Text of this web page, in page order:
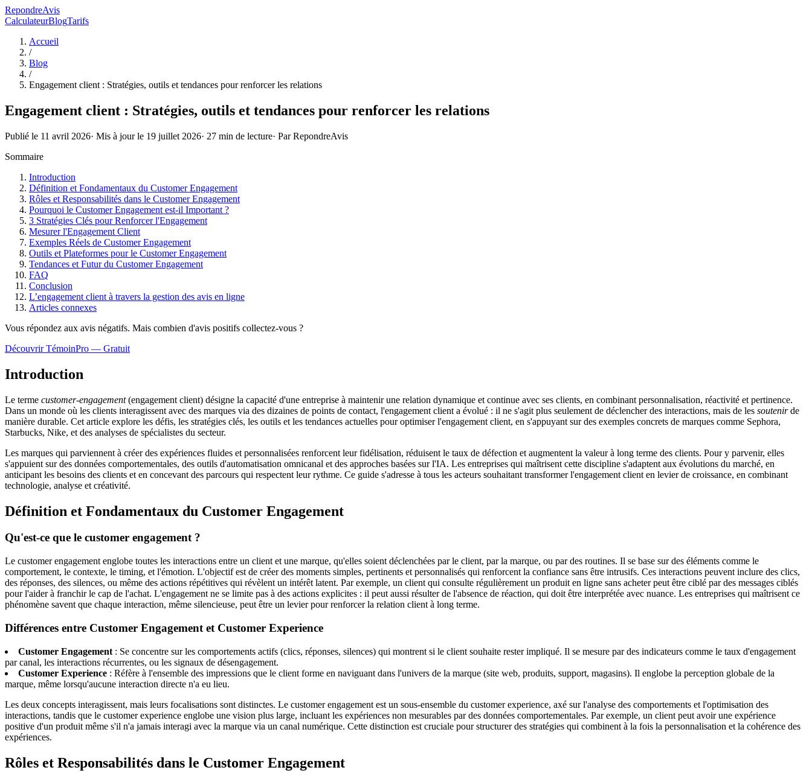
RepondreAvis
CalculateurBlogTarifs
Accueil
/
Blog
/
Engagement client : Stratégies, outils et tendances pour renforcer les relations
Engagement client : Stratégies, outils et tendances pour renforcer les relations
Publié le 11 avril 2026· Mis à jour le 19 juillet 2026· 27 min de lecture· ParRepondreAvis
Sommaire
Introduction
Définition et Fondamentaux du Customer Engagement
Rôles et Responsabilités dans le Customer Engagement
Pourquoi le Customer Engagement est-il Important ?
3 Stratégies Clés pour Renforcer l'Engagement
Mesurer l'Engagement Client
Exemples Réels de Customer Engagement
Outils et Plateformes pour le Customer Engagement
Tendances et Futur du Customer Engagement
FAQ
Conclusion
L’engagement client à travers la gestion des avis en ligne
Articles connexes
Vous répondez aux avis négatifs. Mais combien d'avis positifs collectez-vous ?
Découvrir TémoinPro — Gratuit
Introduction
Le terme customer-engagement(engagement client) désigne la capacité d'une entreprise à maintenir une relation dynamique et continue avec ses clients, en combinant personnalisation, réactivité et pertinence.
Dans un monde où les clients interagissent avec des marques via des dizaines de points de contact, l'engagement client a évolué : il ne s'agit plus seulement de déclencher des interactions, mais de les soutenirde
manière durable. Cet article explore les défis, les stratégies clés, les outils et les tendances actuelles pour optimiser l'engagement client, en s'appuyant sur des exemples concrets de marques comme Sephora,
Starbucks, Nike, et des analyses de spécialistes du secteur.
Les marques qui parviennent à créer des expériences fluides et personnalisées renforcent leur fidélisation, réduisent le taux de défection et augmentent la valeur à long terme des clients. Pour y parvenir, elles
s'appuient sur des données comportementales, des outils d'automatisation omnicanal et des approches basées sur l'IA. Les entreprises qui maîtrisent cette discipline s'adaptent aux évolutions du marché, en
anticipant les besoins des clients et en concevant des parcours qui respectent leur rythme. Ce guide s'adresse à tous les acteurs souhaitant transformer l'engagement client en levier de croissance, en combinant
technologie, analyse et créativité.
Définition et Fondamentaux du Customer Engagement
Qu'est-ce que le customer engagement ?
Le customer engagement englobe toutes les interactions entre un client et une marque, qu'elles soient déclenchées par le client, par la marque, ou par des routines. Il se base sur des éléments comme le
comportement, le contexte, le timing, et l'émotion. L'objectif est de créer des moments simples, pertinents et personnalisés qui renforcent la confiance sans être intrusifs. Ces interactions peuvent inclure des clics,
des réponses, des silences, ou même des actions répétitives qui révèlent un intérêt latent. Par exemple, un client qui consulte régulièrement un produit en ligne sans acheter peut être ciblé par des messages ciblés
pour l'aider à franchir le cap de l'achat. L'engagement ne se limite pas à des actions explicites : il peut aussi résulter de l'absence de réaction, qui doit être interprétée avec nuance. Les entreprises qui maîtrisent ce
phénomène savent que chaque interaction, même silencieuse, peut être un levier pour renforcer la relation client à long terme.
Différences entre Customer Engagement et Customer Experience
Customer Engagement : Se concentre sur les comportements actifs (clics, réponses, silences) qui montrent si le client souhaite rester impliqué. Il se mesure par des indicateurs comme le taux d'engagement
par canal, les interactions récurrentes, ou les signaux de désengagement.
Customer Experience : Réfère à l'ensemble des impressions que le client forme en naviguant dans l'univers de la marque (site web, produits, support, magasins). Il englobe la perception globale de la
marque, même lorsqu'aucune interaction directe n'a eu lieu.
Les deux concepts interagissent, mais leurs focalisations sont distinctes. Le customer engagement est un sous-ensemble du customer experience, axé sur l'analyse des comportements et l'optimisation des
interactions, tandis que le customer experience englobe une vision plus large, incluant les expériences non mesurables par des données comportementales. Par exemple, un client peut avoir une expérience
positive d'un produit même s'il n'a jamais interagi avec la marque via un canal numérique. Cette distinction est cruciale pour structurer des stratégies qui combinent à la fois la personnalisation et la cohérence des
expériences.
Rôles et Responsabilités dans le Customer Engagement